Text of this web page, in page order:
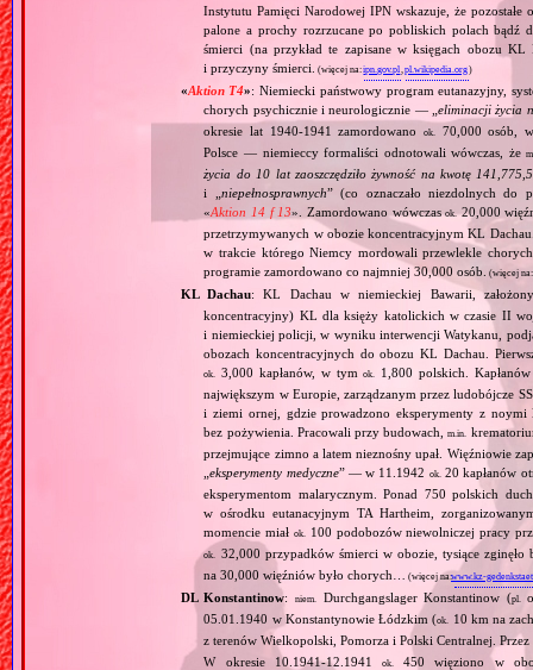
Instytutu Pamięci Narodowej IPN wskazuje, że
palone a prochy rozrzucane po pobliskich polach bądź
śmierci (na przykład te zapisane w księgach obozu
i przyczyny śmierci.
(więcej na:ipn.gov.pl ,pl.wikipedia.org)
«Aktion T4»: Niemiecki państwowy program eutanazyjny,
chorych psychicznie i neurologicznie — „eliminacji życia
okresie lat 1940‐1941 zamordowanook.
70,000 osób,
Polsce — niemieccy formaliści odnotowali wówczas, że
życia do 10 lat zaoszczędziło żywność na kwotę
i „ niepełnosprawnych” (co oznaczało niezdolnych do
«Aktion 14 f 13». Zamordowano wówczasok. 20,000
przetrzymywanych w obozie koncentracyjnym KL
w trakcie którego Niemcy mordowali przewlekle
programie zamordowano co najmniej 30,000 osób.
(więcej
KL Dachau: KL Dachau w niemieckiej Bawarii,
koncentracyjny) KL dla księży katolickich w czasie II
i niemieckiej policji, w wyniku interwencji Watykanu,
obozach koncentracyjnych do obozu KL Dachau.
ok. 3,000 kapłanów, w tymok.
1,800 polskich.
największym w Europie, zarządzanym przez ludobójcze
i ziemi ornej, gdzie prowadzono eksperymenty z
bez pożywienia. Pracowali przy budowach,m.in.
przejmujące zimno a latem nieznośny upał. Więźniowie
„eksperymenty medyczne” — w 11.1942 ok. 20 kapłanów
eksperymentom malarycznym. Ponad 750 polskich
w ośrodku eutanacyjnym TA Hartheim,
momencie miałok. 100 podobozów niewolniczej pracy
ok.
32,000 przypadków śmierci w obozie, tysiące
na 30,000 więźniów było chorych…
(więcej na:www.kz-
DL Konstantinow: niem. Durchgangslager Konstantinow (pl.
05.01.1940 w Konstantynowie Łódzkim (ok.
10 km na
z terenów Wielkopolski, Pomorza i Polski Centralnej.
W okresie 10.1941‐12.1941ok.
450 więziono w